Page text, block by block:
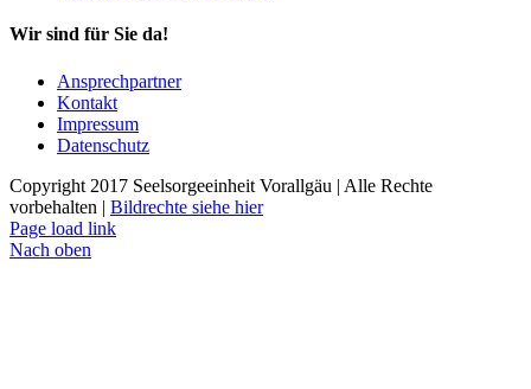
Wir sind für Sie da!
Ansprechpartner
Kontakt
Impressum
Datenschutz
Copyright 2017 Seelsorgeeinheit Vorallgäu | Alle Rechte
vorbehalten | Bildrechte siehe hier
Page load link
Nach oben